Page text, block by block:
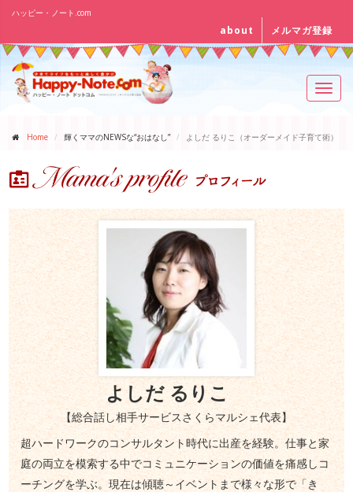
ハッピー・ノート.com
about メルマガ登録
Home 輝くママのNEWSな“おはなし” よしだ るりこ（オーダーメイド子育て術）
よしだ るりこ
【総合話し相手サービスさくらマルシェ代表】
超ハードワークのコンサルタント時代に出産を経験。仕事と家
庭の両立を模索する中でコミュニケーションの価値を痛感しコ
ーチングを学ぶ。現在は傾聴～イベントまで様々な形で「き